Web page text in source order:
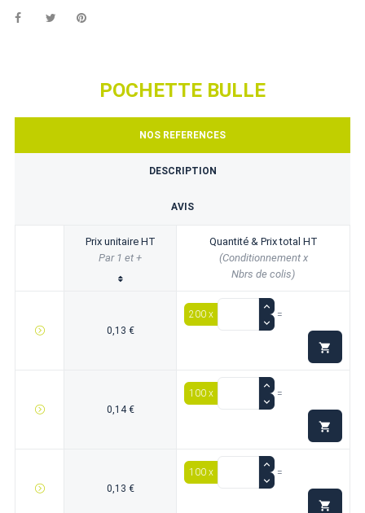
POCHETTE BULLE
NOS REFERENCES
DESCRIPTION
AVIS
Prix unitaire HT
Par 1 et +
Quantité & Prix total HT
(Conditionnement x
Nbrs de colis)
0,13 €
200 x =

0,14 €
100 x =

0,13 €
100 x =
